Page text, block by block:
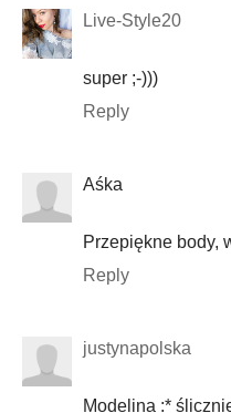
Live-Style20
super ;-)))
Reply
Aśka
Przepiękne body,
Reply
justynapolska
Modelina :*